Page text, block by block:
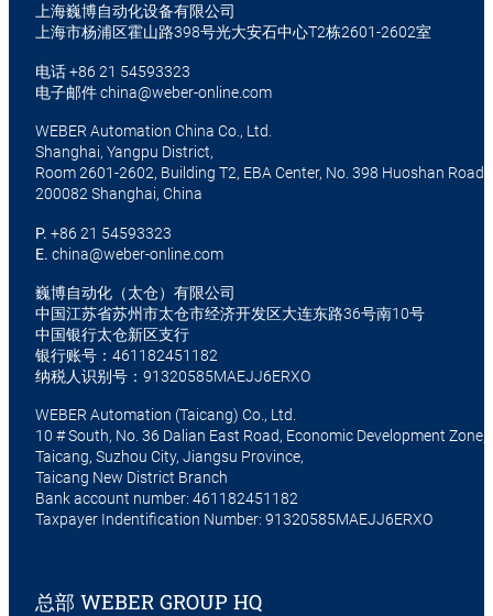
上海巍博自动化设备有限公司
上海市杨浦区霍山路398号光大安石中心T2栋2601-2602室
电话+86 21 54593323
电子邮件china@weber-online.com
WEBER Automation China Co., Ltd.
Shanghai, Yangpu District,
Room 2601-2602, Building T2, EBA Center, No. 398 Huoshan Road
200082 Shanghai, China
P. +86 21 54593323
E. china@weber-online.com
巍博自动化（太仓）有限公司
中国江苏省苏州市太仓市经济开发区大连东路36号南10号
中国银行太仓新区支行
银行账号：461182451182
纳税人识别号：91320585MAEJJ6ERXO
WEBER Automation (Taicang) Co., Ltd.
10 # South, No. 36 Dalian East Road, Economic Development Zone,
Taicang, Suzhou City, Jiangsu Province,
Taicang New District Branch
Bank account number: 461182451182
Taxpayer Indentification Number: 91320585MAEJJ6ERXO
总部 WEBER GROUP HQ